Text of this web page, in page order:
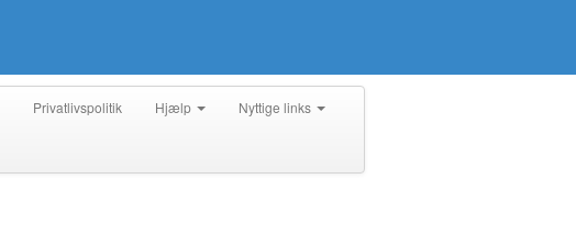
Privatlivspolitik Hjælp Nyttige links